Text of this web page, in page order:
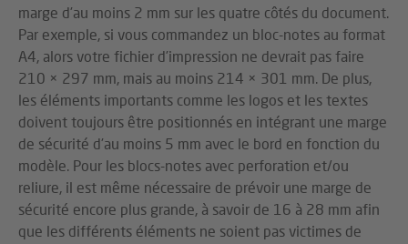
marge d’au moins 2 mm sur les quatre côtés du document.
Par exemple, si vous commandez un bloc-notes au format
A4, alors votre fichier d’impression ne devrait pas faire
210 × 297 mm, mais au moins 214 × 301 mm. De plus,
les éléments importants comme les logos et les textes
doivent toujours être positionnés en intégrant une marge
de sécurité d’au moins 5 mm avec le bord en fonction du
modèle. Pour les blocs-notes avec perforation et/ou
reliure, il est même nécessaire de prévoir une marge de
sécurité encore plus grande, à savoir de 16 à 28 mm afin
que les différents éléments ne soient pas victimes de